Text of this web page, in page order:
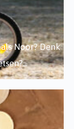
Noor? Denk
...